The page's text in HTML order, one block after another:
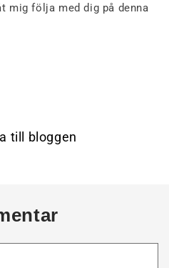
mig följa med dig på denna
till bloggen